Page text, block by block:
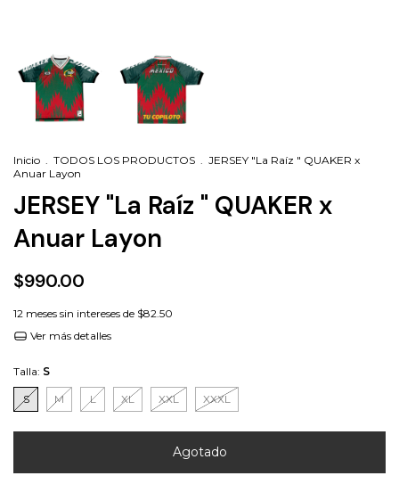
Inicio . TODOS LOS PRODUCTOS . JERSEY "La Raíz " QUAKER x
Anuar Layon
JERSEY "La Raíz " QUAKER x
Anuar Layon
$990.00
12 meses sin intereses de $82.50
Ver más detalles
Talla: S
S M L XL XXL XXXL